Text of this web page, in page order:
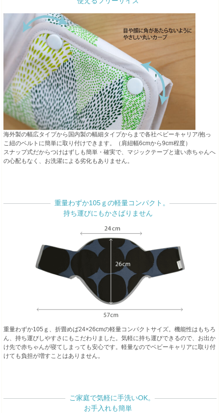
海外製の幅広タイプから国内製の幅細タイプからまで各社ベビーキャリア/抱っ
こ紐のベルトに簡単に取り付けできます。（肩紐幅6cmから9cm程度）
スナップ式だからつけはずしも簡単・確実で、マジックテープと違い赤ちゃんへ
の心配もなく、お洗濯による劣化もありません。
重量わずか105ｇの軽量コンパクト。
持ち運びにもかさばりません
重量わずか105ｇ、折畳めば24×26cmの軽量コンパクトサイズ。機能性はもちろ
ん、持ち運びしやすさにもこだわりました。気軽に持ち運びできるので、お出か
け先で赤ちゃんが寝てしまっても安心です。軽量なのでベビーキャリアに取り付
けても負担が増すことはありません。
ご家庭で気軽に手洗いOK。
お手入れも簡単